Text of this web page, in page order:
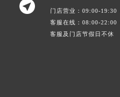

门店营业：09:00-19:30
客服在线：08:00-22:00
客服及门店节假日不休